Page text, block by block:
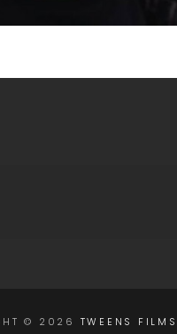
© 2026 TWEENS FILMS